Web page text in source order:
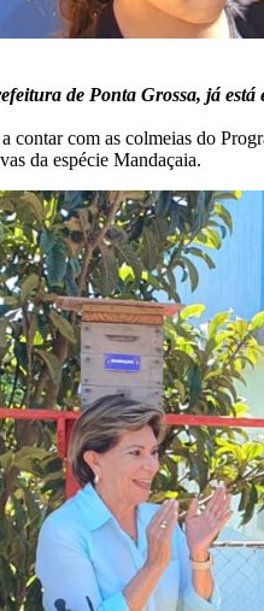
de Ponta Grossa, já está
com as colmeias do
da espécie Mandaçaia.